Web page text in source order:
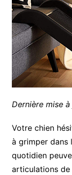
Dernière mise
Votre chien
à grimper dans
quotidien
articulations